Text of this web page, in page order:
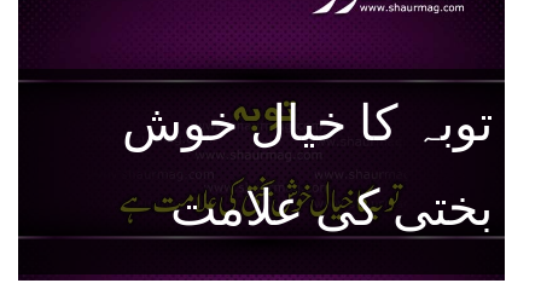
توبہ کا خیال خوش
بختی کی علامت